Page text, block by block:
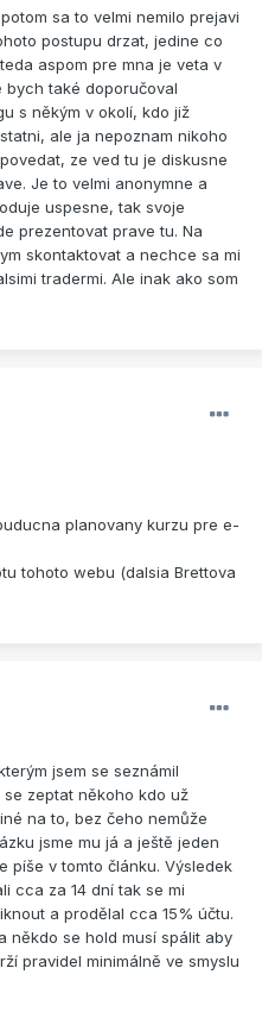
sa to velmi nemilo prejavi
postupu drzat, jedine co
aspom pre mna je veta v
bych také doporučoval
s někým v okolí, kdo již
ale ja nepoznam nikoho
ze ved tu je diskusne
Je to velmi anonymne a
uspesne, tak svoje
prezentovat prave tu. Na
skontaktovat a nechce sa mi
tradermi. Ale inak ako som
planovany kurzu pre e-
tohoto webu (dalsia Brettova
jsem se seznámil
zeptat někoho kdo už
na to, bez čeho nemůže
jsme mu já a ještě jeden
píše v tomto článku. Výsledek
cca za 14 dní tak se mi
a prodělal cca 15% účtu.
někdo se hold musí spálit aby
pravidel minimálně ve smyslu